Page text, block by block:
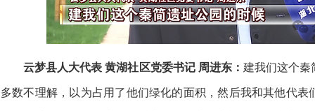
云梦县人大代表 黄湖社区党委书记 周进东： 建我们这个秦
多数不理解， 以为占用了他们绿化的面积，然后我和其他代表